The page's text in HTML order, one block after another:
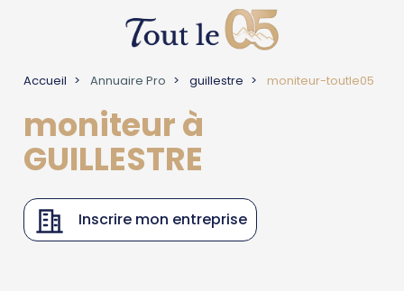
Accueil Annuaire Pro guillestre moniteur-toutle05
moniteur à
GUILLESTRE
Inscrire mon entreprise